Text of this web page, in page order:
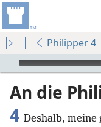
Philipper 4
Audio Player
An die
4 Deshalb,